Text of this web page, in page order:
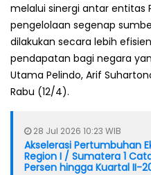
melalui sinergi antar entitas
pengelolaan segenap
dilakukan secara lebih
pendapatan bagi negara
Utama Pelindo, Arif
Rabu (12/4).
28 Jul 2026 10:23 WIB
Akselerasi Pertumbuhan
Region I / Sumatera 1
Persen hingga Kuartal II-